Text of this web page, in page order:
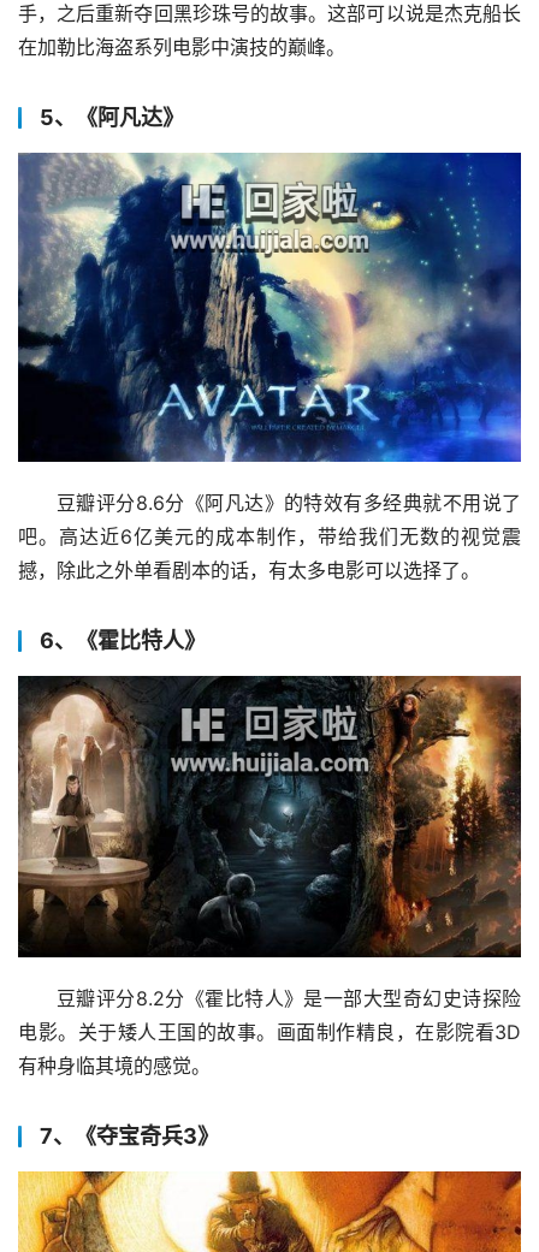
手，之后重新夺回黑珍珠号的故事。这部可以说是杰克船长
在加勒比海盗系列电影中演技的巅峰。
5、《阿凡达》
豆瓣评分8.6分《阿凡达》的特效有多经典就不用说了
吧。高达近6亿美元的成本制作，带给我们无数的视觉震
撼，除此之外单看剧本的话，有太多电影可以选择了。
6、《霍比特人》
豆瓣评分8.2分《霍比特人》是一部大型奇幻史诗探险
电影。关于矮人王国的故事。画面制作精良，在影院看3D
有种身临其境的感觉。
7、《夺宝奇兵3》